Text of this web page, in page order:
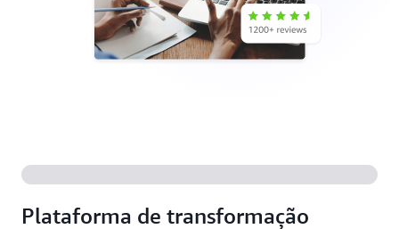
Plataforma de transformação